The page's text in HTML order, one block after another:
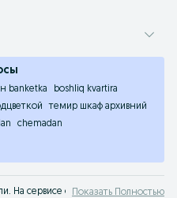
banketka
boshliq kvartira
темир шкаф архивний
chemadan
На сервисе объявлений OLX.uz
Показать Полностью